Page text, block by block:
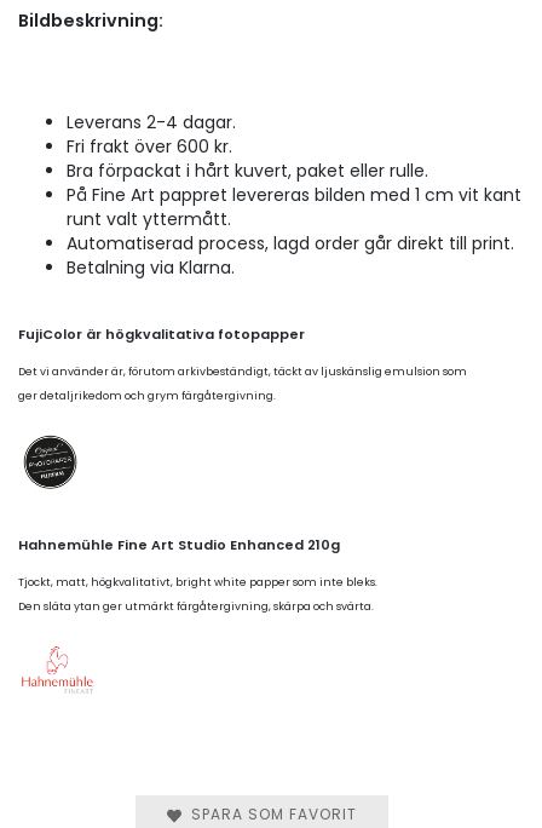
Bildbeskrivning:
Leverans 2-4 dagar.
Fri frakt över 600 kr.
Bra förpackat i hårt kuvert, paket eller rulle.
På Fine Art pappret levereras bilden med 1 cm vit kant
runt valt yttermått.
Automatiserad process, lagd order går direkt till print.
Betalning via Klarna.
FujiColor är högkvalitativa fotopapper
Det vi använder är, förutom arkivbeständigt, täckt av ljuskänslig emulsion som
ger detaljrikedom och grym färgåtergivning.
Hahnemühle Fine Art Studio Enhanced 210g
Tjockt, matt, högkvalitativt, bright white papper som inte bleks.
Den släta ytan ger utmärkt färgåtergivning, skärpa och svärta.
SPARA SOM FAVORIT